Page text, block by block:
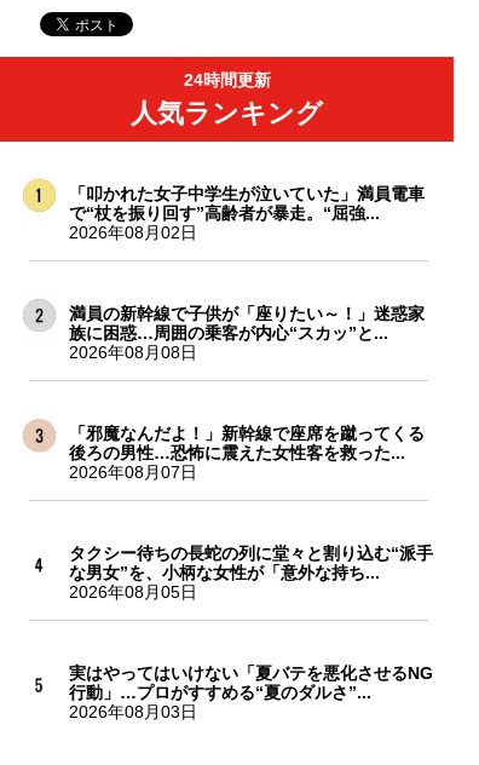
24時間更新
人気ランキング
「叩かれた女子中学生が泣いていた」満員電車
で“杖を振り回す”高齢者が暴走。“屈強...
2026年08月02日
満員の新幹線で子供が「座りたい～！」迷惑家
族に困惑…周囲の乗客が内心“スカッ”と...
2026年08月08日
「邪魔なんだよ！」新幹線で座席を蹴ってくる
後ろの男性…恐怖に震えた女性客を救った...
2026年08月07日
タクシー待ちの長蛇の列に堂々と割り込む“派手
な男女”を、小柄な女性が「意外な持ち...
2026年08月05日
実はやってはいけない「夏バテを悪化させるNG
行動」…プロがすすめる“夏のダルさ”...
2026年08月03日